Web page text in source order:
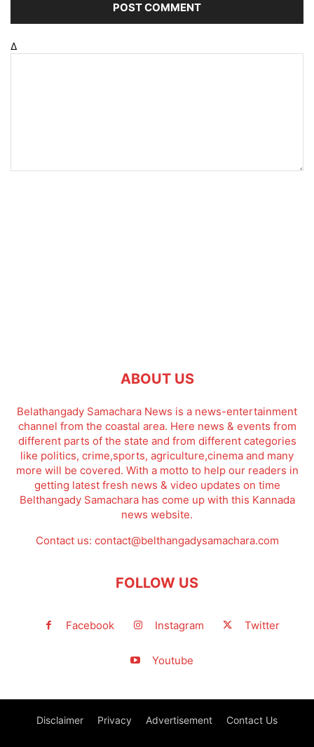
Δ
ABOUT US
Belathangady Samachara News is a news-entertainment
channel from the coastal area. Here news & events from
different parts of the state and from different categories
like politics, crime,sports, agriculture,cinema and many
more will be covered. With a motto to help our readers in
getting latest fresh news & video updates on time
Belthangady Samachara has come up with this Kannada
news website.
Contact us: contact@belthangadysamachara.com
FOLLOW US
Facebook Instagram Twitter
Youtube
Disclaimer Privacy Advertisement Contact Us